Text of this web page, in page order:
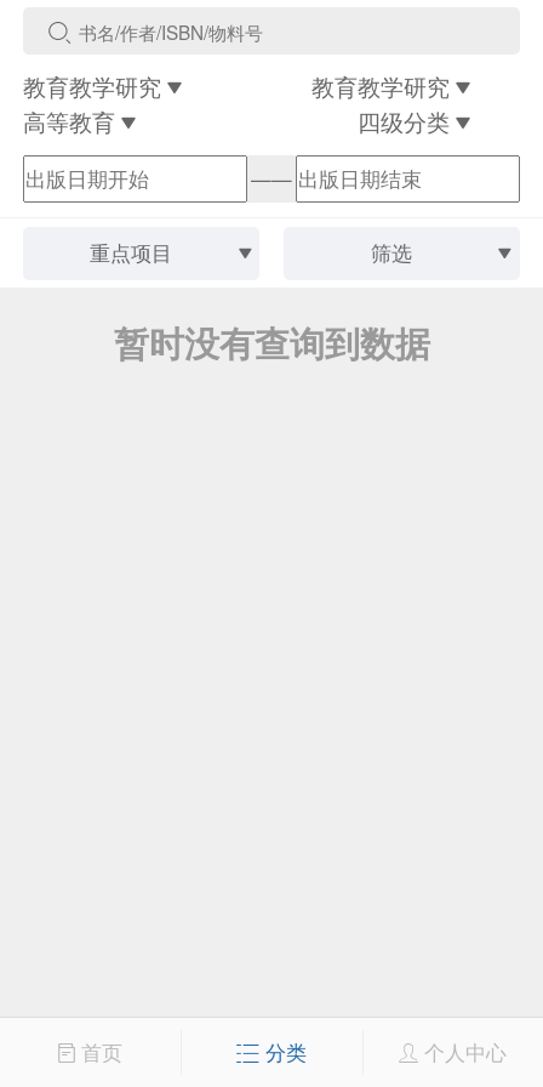
教育教学研究
教育教学研究
高等教育
四级分类
——
重点项目 筛选
暂时没有查询到数据
首页 分类 个人中心